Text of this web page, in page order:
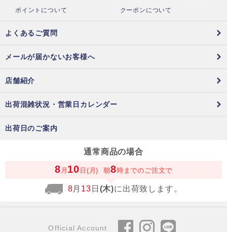
ポイントについて
クーポンについて
よくあるご質問
メールが届かないお客様へ
店舗紹介
出荷混雑状況・営業日カレンダー
出荷日のご案内
通常商品の場合
8 月 10 日(月) 朝 8 時までのご注文で
8月 13 日 (木)に出荷致します。
Official Account